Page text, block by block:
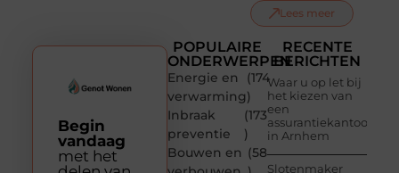
Lees meer
POPULAIRE
ONDERWERPEN
Energie en
verwarming
(174
)
Inbraak
preventie
(173
)
Bouwen en (58
RECENTE
BERICHTEN
Waar u op let bij
het kiezen van
een
assurantiekantoor
in Arnhem
Slotenmaker
Begin
vandaag
met het